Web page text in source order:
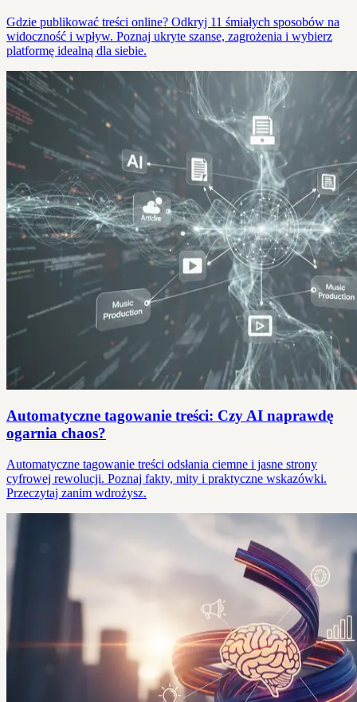
Gdzie publikować treści online? Odkryj 11 śmiałych sposobów na
widoczność i wpływ. Poznaj ukryte szanse, zagrożenia i wybierz
platformę idealną dla siebie.
Automatyczne tagowanie treści: Czy AI naprawdę
ogarnia chaos?
Automatyczne tagowanie treści odsłania ciemne i jasne strony
cyfrowej rewolucji. Poznaj fakty, mity i praktyczne wskazówki.
Przeczytaj zanim wdrożysz.